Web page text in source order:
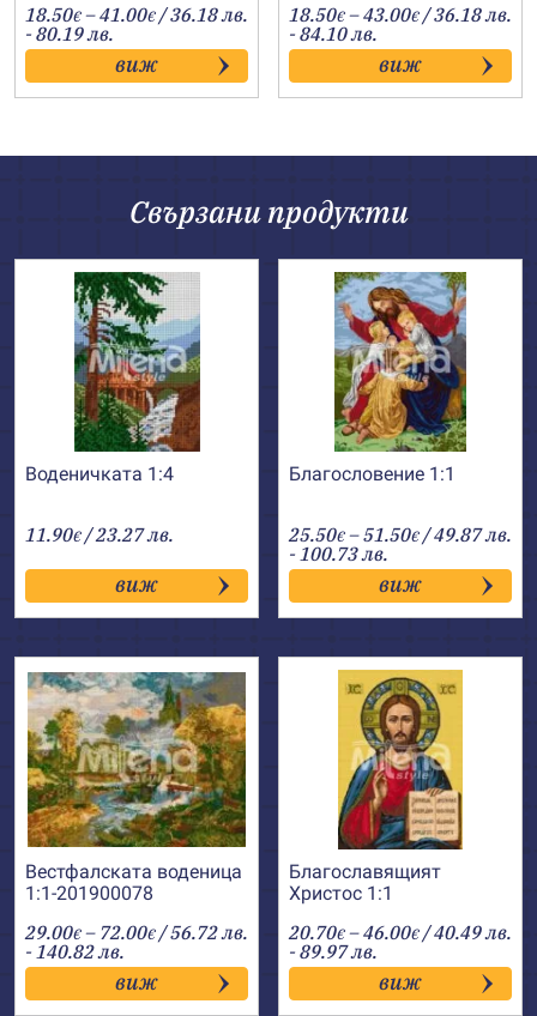
18.50€ –41.00€Price
range:
18.50€
through
41.00€
/ 36.18 лв.
- 80.19 лв.
виж
18.50€ –43.00€Price
range:
18.50€
through
43.00€
/ 36.18 лв.
- 84.10 лв.
виж
Свързани продукти
Воденичката 1:4
11.90€ / 23.27 лв.
виж
Благословение 1:1
25.50€ –51.50€Price
range:
25.50€
through
51.50€
/ 49.87 лв.
- 100.73 лв.
виж
Вестфалската воденица
1:1-201900078
29.00€ – 72.00€Price
range:
29.00€
through
72.00€
/ 56.72 лв.
- 140.82 лв.
виж
Благославящият
Христос 1:1
20.70€ –46.00€Price
range:
20.70€
through
46.00€
/ 40.49 лв.
- 89.97 лв.
виж